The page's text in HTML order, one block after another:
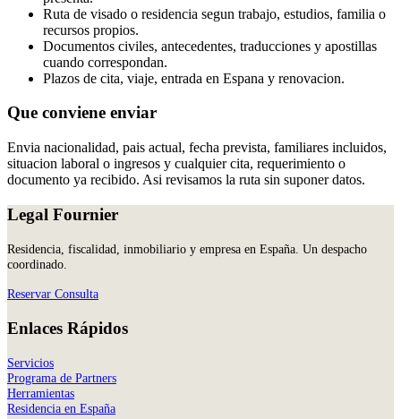
Ruta de visado o residencia segun trabajo, estudios, familia o
recursos propios.
Documentos civiles, antecedentes, traducciones y apostillas
cuando correspondan.
Plazos de cita, viaje, entrada en Espana y renovacion.
Que conviene enviar
Envia nacionalidad, pais actual, fecha prevista, familiares incluidos,
situacion laboral o ingresos y cualquier cita, requerimiento o
documento ya recibido. Asi revisamos la ruta sin suponer datos.
Legal Fournier
Residencia, fiscalidad, inmobiliario y empresa en España. Un despacho
coordinado.
Reservar Consulta
Enlaces Rápidos
Servicios
Programa de Partners
Herramientas
Residencia en España